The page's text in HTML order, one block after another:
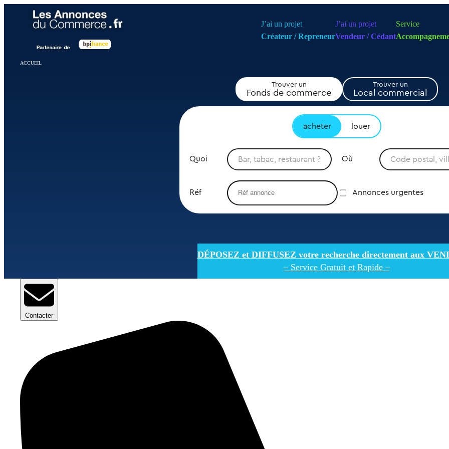
J’ai un projet
Créateur / Repreneur
J’ai un projet
Vendeur / Cédant
Service
ACCUEIL
Trouver un
Fonds de commerce
Trouver un
Local commercial
acheter louer
Quoi Où
Réf Annonces urgentes
DÉPOSEZ et DIFFUSEZ votre recherche directement aux
– Service Gratuit et Rapide –
Contacter
Panneau de gestion des cookies